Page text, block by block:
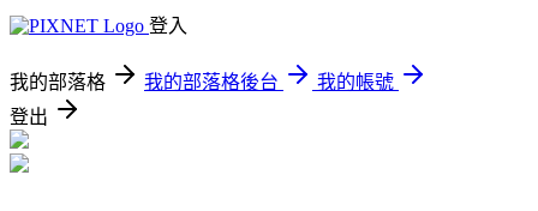
登入
我的部落格 我的部落格後台
我的帳號
登出